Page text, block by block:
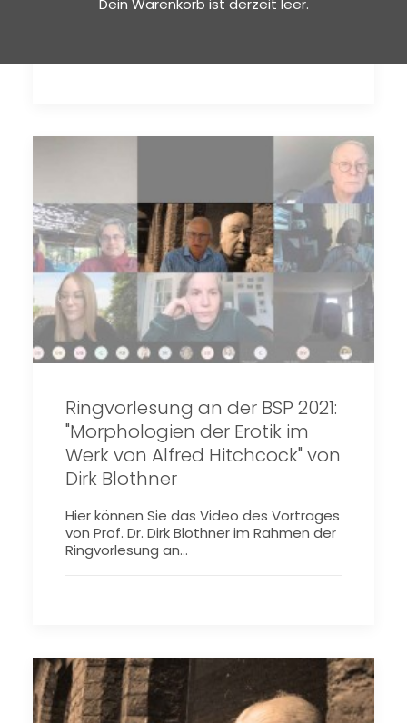
Dein Warenkorb ist derzeit leer.
Blothner Das PsychoKino an der BSP
Ringvorlesung an der BSP 2021:
"Morphologien der Erotik im
Werk von Alfred Hitchcock" von
Dirk Blothner
Hier können Sie das Video des Vortrages
von Prof. Dr. Dirk Blothner im Rahmen der
Ringvorlesung an…